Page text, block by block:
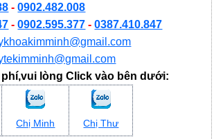
-0902.482.008
-0902.595.377 -0387.410.847
phí,vui lòng Click vào bên dưới:
Chị Minh Chị Thư